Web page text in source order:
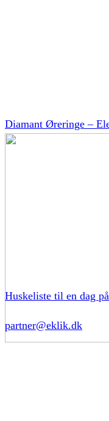
Diamant Øreringe –
Huskeliste til en dag
partner@eklik.dk